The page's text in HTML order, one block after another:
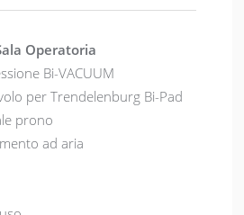
Operatoria
Bi-VACUUM
per Trendelenburg Bi-Pad
prono
ad aria